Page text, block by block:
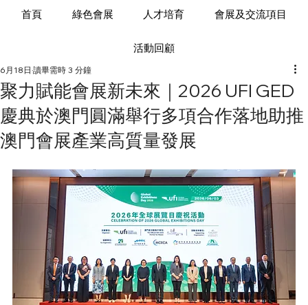
聚力賦能會展新未來｜2026 UFI GED
慶典於澳門圓滿舉行多項合作落地助推
澳門會展產業高質量發展
6月18日 讀畢需時 3 分鐘
首頁 綠色會展 人才培育 會展及交流項目
活動回顧